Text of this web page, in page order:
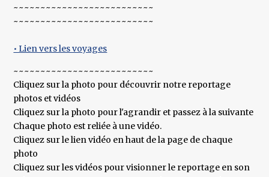
~~~~~~~~~~~~~~~~~~~~~~~~~~
~~~~~~~~~~~~~~~~~~~~~~~~~~
• Lien vers les voyages
~~~~~~~~~~~~~~~~~~~~~~~~~~
Cliquez sur la photo pour découvrir notre reportage
photos et vidéos
Cliquez sur la photo pour l'agrandir et passez à la suivante
Chaque photo est reliée à une vidéo.
Cliquez sur le lien vidéo en haut de la page de chaque
photo
Cliquez sur les vidéos pour visionner le reportage en son